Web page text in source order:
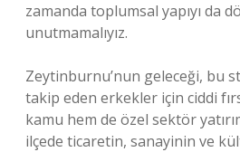
zamanda toplumsal yapıyı da
unutmamalıyız.
Zeytinburnu’nun geleceği, bu
takip eden erkekler için ciddi
kamu hem de özel sektör
ilçede ticaretin, sanayinin ve